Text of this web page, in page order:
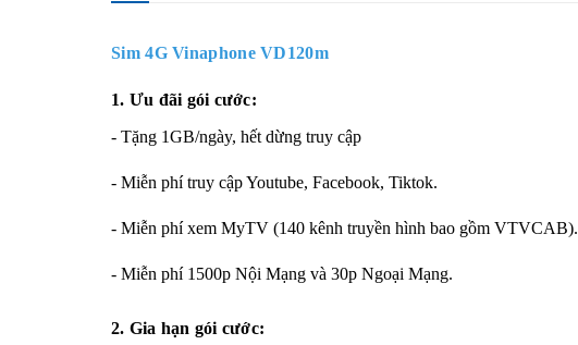
Sim 4G Vinaphone VD120m
1. Ưu đãi gói cước:
- Tặng 1GB/ngày, hết dừng truy cập
- Miễn phí truy cập Youtube, Facebook, Tiktok.
- Miễn phí xem MyTV (140 kênh truyền hình bao gồm VTVCAB).
- Miễn phí 1500p Nội Mạng và 30p Ngoại Mạng.
2. Gia hạn gói cước: